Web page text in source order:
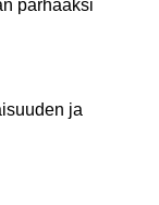
parhaaksi
ja